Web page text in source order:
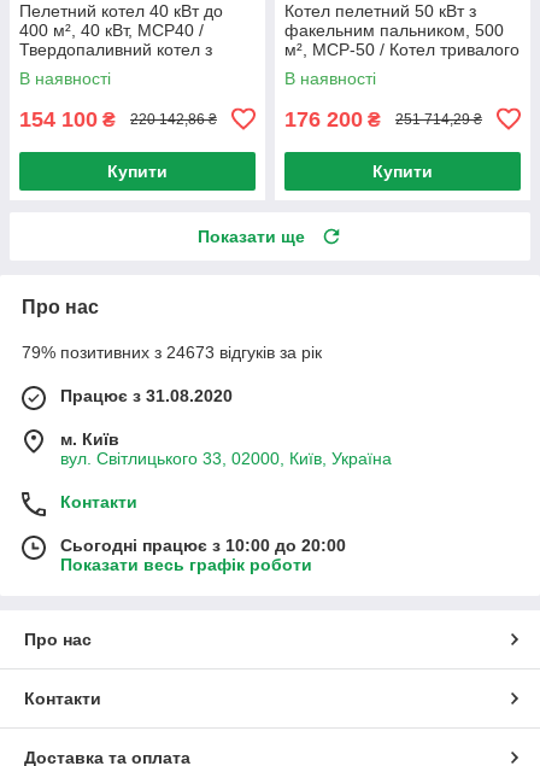
Пелетний котел 40 кВт до
400 м², 40 кВт, MCP40 /
Твердопаливний котел з
бункером / Автоматичний
котел для опалення
В наявності
154 100 ₴ 220 142,86 ₴
Купити
Котел пелетний 50 кВт з
факельним пальником, 500
м², MCP-50 / Котел тривалого
горіння / Автоматичний
твердопаливний котел
В наявності
176 200 ₴ 251 714,29 ₴
Купити
Показати ще
Про нас
79% позитивних з 24673 відгуків за рік
Працює з 31.08.2020
м. Київ
вул. Світлицького 33, 02000, Київ, Україна
Контакти
Сьогодні працює з 10:00 до 20:00
Показати весь графік роботи
Про нас
Контакти
Доставка та оплата